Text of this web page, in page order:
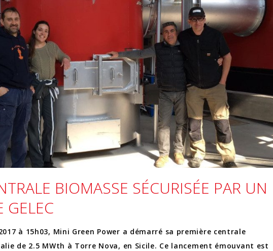
BIOMASSE SÉCURISÉE PAR UN
GELEC
à 15h03, Mini Green Power a démarré sa première centrale
de 2.5 MWth à Torre Nova, en Sicile. Ce lancement émouvant est